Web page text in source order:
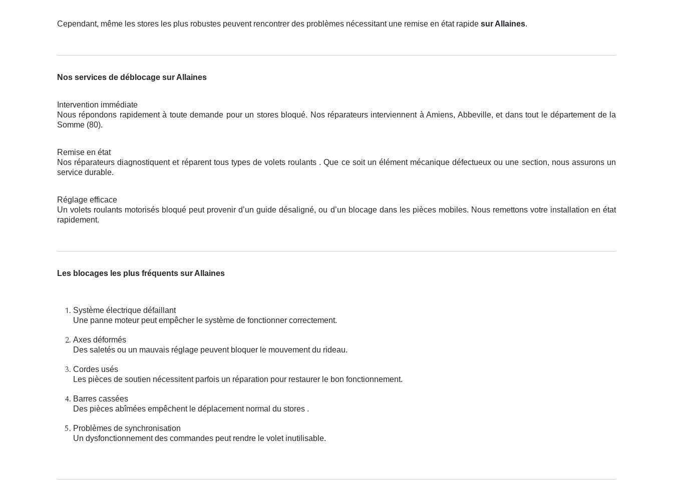
Cependant, même les stores les plus robustes peuvent rencontrer des problèmes nécessitant une remise en état rapide sur Allaines.
Nos services de déblocage sur Allaines
Intervention immédiate
Nous répondons rapidement à toute demande pour un stores bloqué. Nos réparateurs interviennent à Amiens, Abbeville, et dans tout le département de la
Somme (80).
Remise en état
Nos réparateurs diagnostiquent et réparent tous types de volets roulants . Que ce soit un élément mécanique défectueux ou une section, nous assurons un
service durable.
Réglage efficace
Un volets roulants motorisés bloqué peut provenir d’un guide désaligné, ou d’un blocage dans les pièces mobiles. Nous remettons votre installation en état
rapidement.
Les blocages les plus fréquents sur Allaines
Système électrique défaillant
Une panne moteur peut empêcher le système de fonctionner correctement.
Axes déformés
Des saletés ou un mauvais réglage peuvent bloquer le mouvement du rideau.
Cordes usés
Les pièces de soutien nécessitent parfois un réparation pour restaurer le bon fonctionnement.
Barres cassées
Des pièces abîmées empêchent le déplacement normal du stores .
Problèmes de synchronisation
Un dysfonctionnement des commandes peut rendre le volet inutilisable.